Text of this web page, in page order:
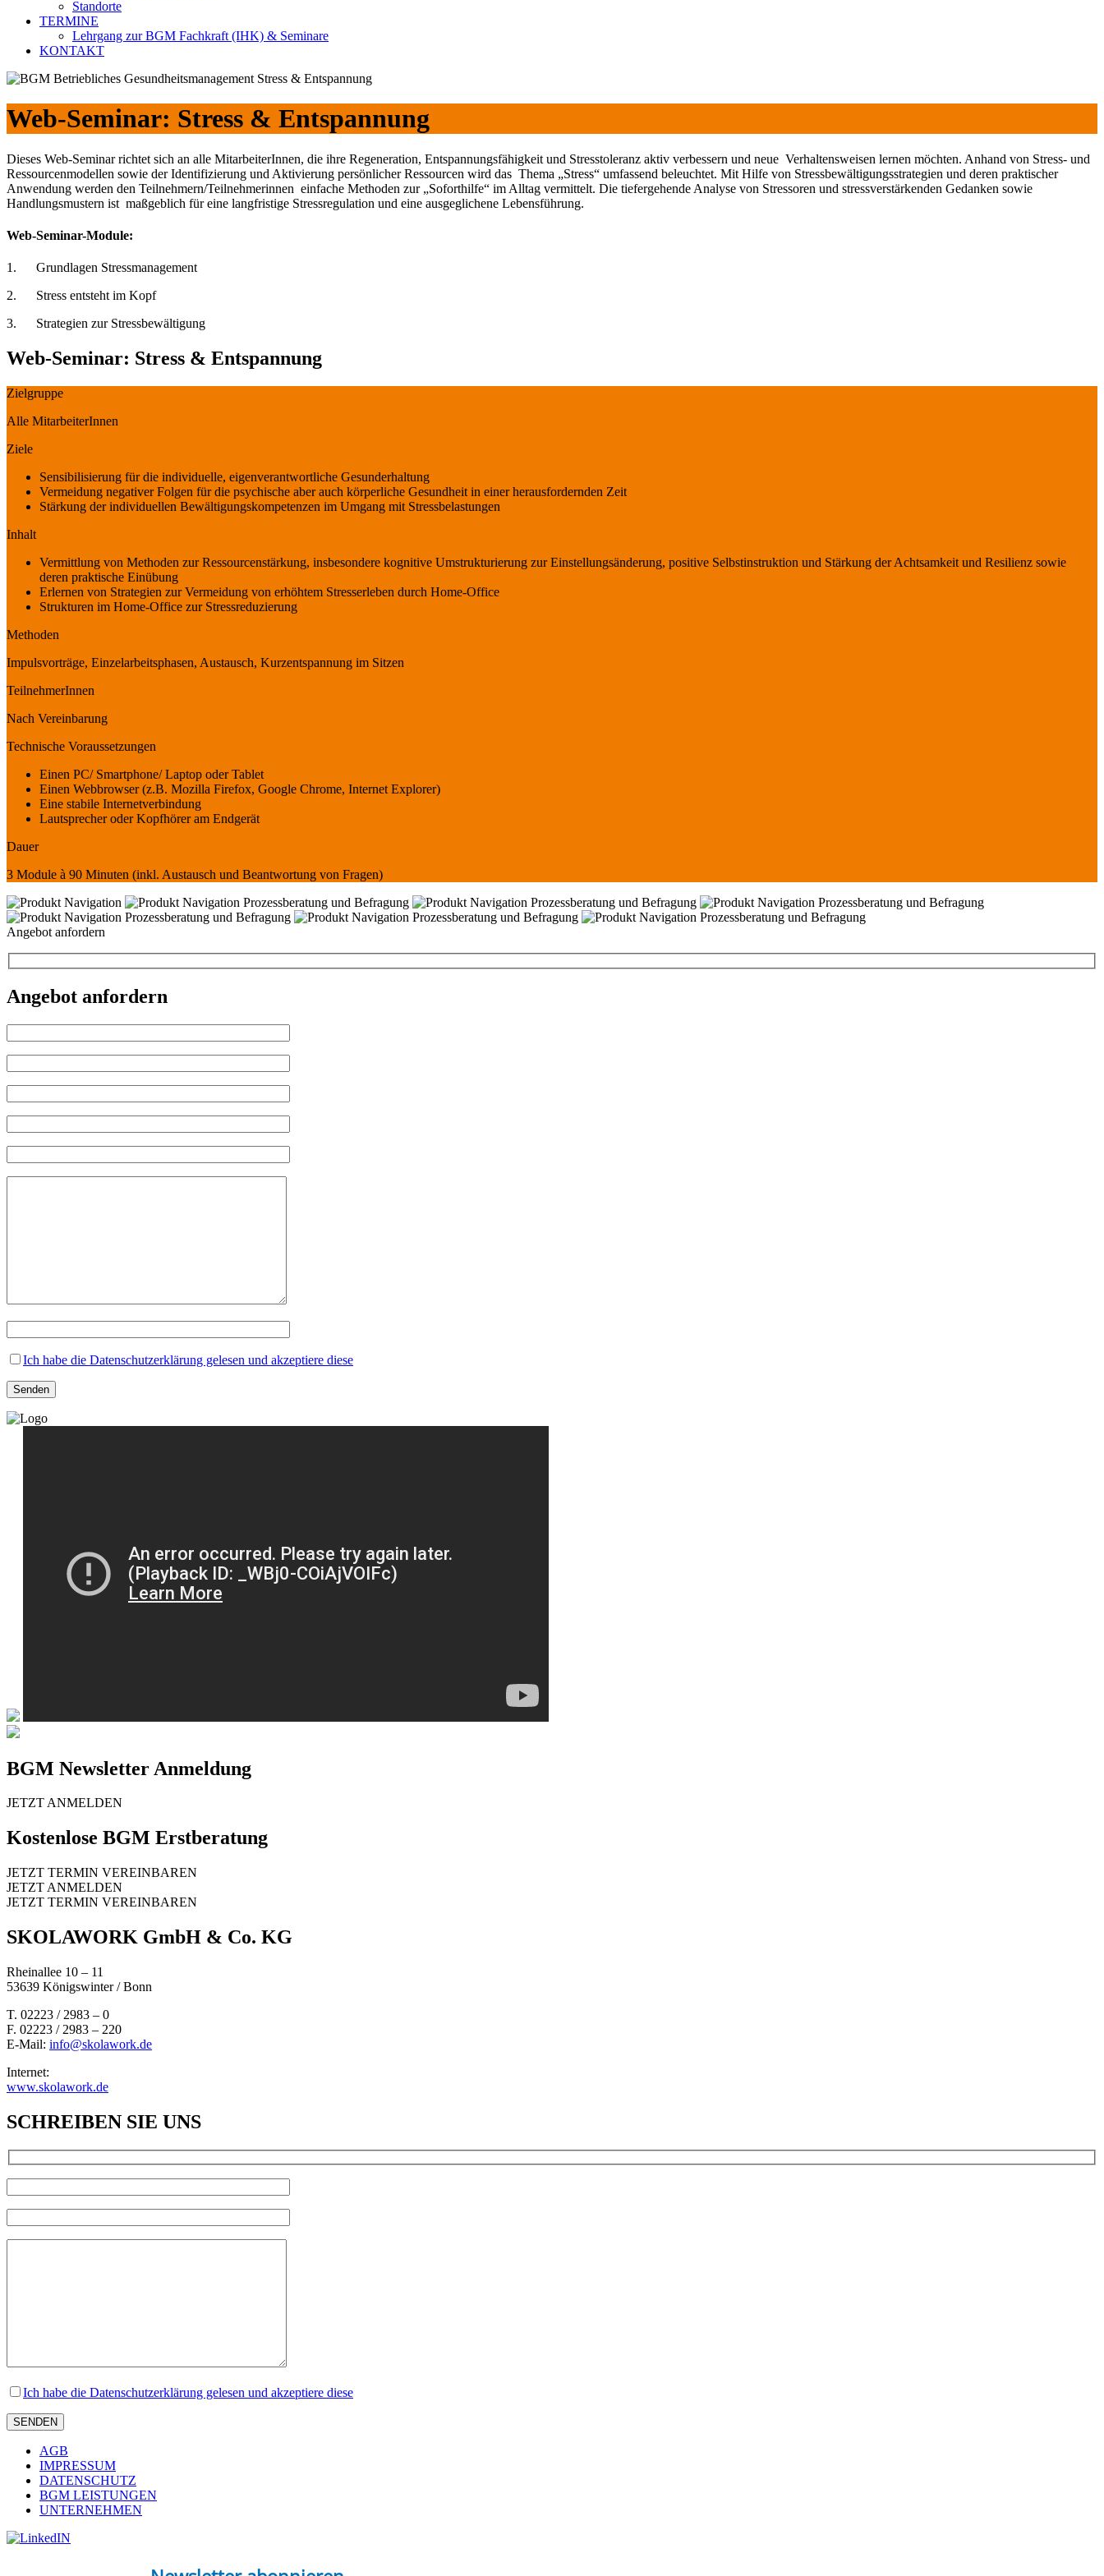
Standorte
TERMINE
Lehrgang zur BGM Fachkraft (IHK) & Seminare
KONTAKT
Web-Seminar: Stress & Entspannung
Dieses Web-Seminar richtet sich an alle MitarbeiterInnen, die ihre Regeneration, Entspannungsfähigkeit und Stresstoleranz aktiv verbessern und neue Verhaltensweisen lernen möchten. Anhand von Stress- und
Ressourcenmodellen sowie der Identifizierung und Aktivierung persönlicher Ressourcen wird das Thema „Stress“ umfassend beleuchtet. Mit Hilfe von Stressbewältigungsstrategien und deren praktischer
Anwendung werden den Teilnehmern/Teilnehmerinnen einfache Methoden zur „Soforthilfe“ im Alltag vermittelt. Die tiefergehende Analyse von Stressoren und stressverstärkenden Gedanken sowie
Handlungsmustern ist maßgeblich für eine langfristige Stressregulation und eine ausgeglichene Lebensführung.
Web-Seminar-Module:
1. Grundlagen Stressmanagement
2. Stress entsteht im Kopf
3. Strategien zur Stressbewältigung
Web-Seminar: Stress & Entspannung
Zielgruppe
Alle MitarbeiterInnen
Ziele
Sensibilisierung für die individuelle, eigenverantwortliche Gesunderhaltung
Vermeidung negativer Folgen für die psychische aber auch körperliche Gesundheit in einer herausfordernden Zeit
Stärkung der individuellen Bewältigungskompetenzen im Umgang mit Stressbelastungen
Inhalt
Vermittlung von Methoden zur Ressourcenstärkung, insbesondere kognitive Umstrukturierung zur Einstellungsänderung, positive Selbstinstruktion und Stärkung der Achtsamkeit und Resilienz sowie
deren praktische Einübung
Erlernen von Strategien zur Vermeidung von erhöhtem Stresserleben durch Home-Office
Strukturen im Home-Office zur Stressreduzierung
Methoden
Impulsvorträge, Einzelarbeitsphasen, Austausch, Kurzentspannung im Sitzen
TeilnehmerInnen
Nach Vereinbarung
Technische Voraussetzungen
Einen PC/ Smartphone/ Laptop oder Tablet
Einen Webbrowser (z.B. Mozilla Firefox, Google Chrome, Internet Explorer)
Eine stabile Internetverbindung
Lautsprecher oder Kopfhörer am Endgerät
Dauer
3 Module à 90 Minuten (inkl. Austausch und Beantwortung von Fragen)
Angebot anfordern
Angebot anfordern
Ich habe die Datenschutzerklärung gelesen und akzeptiere diese
BGM Newsletter Anmeldung
JETZT ANMELDEN
Kostenlose BGM Erstberatung
JETZT TERMIN VEREINBAREN
JETZT ANMELDEN
JETZT TERMIN VEREINBAREN
SKOLAWORK GmbH & Co. KG
Rheinallee 10 – 11
53639 Königswinter / Bonn
T. 02223 / 2983 – 0
F. 02223 / 2983 – 220
E-Mail: info@skolawork.de
Internet:
www.skolawork.de
SCHREIBEN SIE UNS
Ich habe die Datenschutzerklärung gelesen und akzeptiere diese
AGB
IMPRESSUM
DATENSCHUTZ
BGM LEISTUNGEN
UNTERNEHMEN